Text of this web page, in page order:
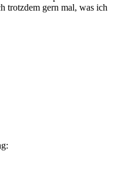
trotzdem gern mal, was ich